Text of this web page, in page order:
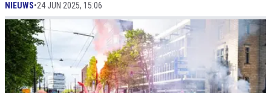
NIEUWS•24 JUN 2025, 15:06